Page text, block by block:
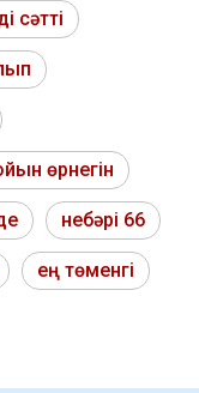
сәтті
өрнегін
небәрі 66
ең төменгі